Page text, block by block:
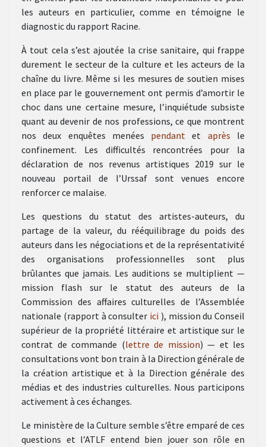
les auteurs en particulier, comme en témoigne le
diagnostic du rapport Racine.
À tout cela s’est ajoutée la crise sanitaire, qui frappe
durement le secteur de la culture et les acteurs de la
chaîne du livre. Même si les mesures de soutien mises
en place par le gouvernement ont permis d’amortir le
choc dans une certaine mesure, l’inquiétude subsiste
quant au devenir de nos professions, ce que montrent
nos deux enquêtes menées pendant et après le
confinement. Les difficultés rencontrées pour la
déclaration de nos revenus artistiques 2019 sur le
nouveau portail de l’Urssaf sont venues encore
renforcer ce malaise.
Les questions du statut des artistes-auteurs, du
partage de la valeur, du rééquilibrage du poids des
auteurs dans les négociations et de la représentativité
des organisations professionnelles sont plus
brûlantes que jamais. Les auditions se multiplient —
mission flash sur le statut des auteurs de la
Commission des affaires culturelles de l’Assemblée
nationale (rapport à consulter ici ), mission du Conseil
supérieur de la propriété littéraire et artistique sur le
contrat de commande (lettre de mission) — et les
consultations vont bon train à la Direction générale de
la création artistique et à la Direction générale des
médias et des industries culturelles. Nous participons
activement à ces échanges.
Le ministère de la Culture semble s’être emparé de ces
questions et l’ATLF entend bien jouer son rôle en